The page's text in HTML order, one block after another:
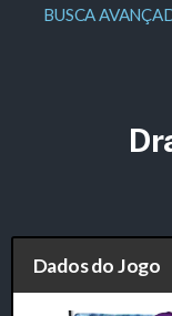
BUSCA
Dados do Jogo